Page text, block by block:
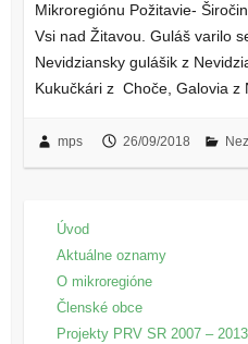
Mikroregiónu Požitavie-
Vsi nad Žitavou. Guláš varilo
Nevidziansky gulášik z
Kukučkári z Choče, Galovia
mps 26/09/2018
Úvod
Aktuálne oznamy
O mikroregióne
Členské obce
Projekty PRV SR 2007 – 2013